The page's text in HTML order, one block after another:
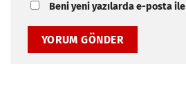
Beni yeni yazılarda e-posta